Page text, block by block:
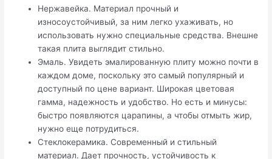
Нержавейка. Материал прочный и
износоустойчивый, за ним легко ухаживать, но
использовать нужно специальные средства. Внешне
такая плита выглядит стильно.
Эмаль. Увидеть эмалированную плиту можно почти в
каждом доме, поскольку это самый популярный и
доступный по цене вариант. Широкая цветовая
гамма, надежность и удобство. Но есть и минусы:
быстро появляются царапины, а чтобы отмыть жир,
нужно еще потрудиться.
Стеклокерамика. Современный и стильный
материал. Дает прочность, устойчивость к